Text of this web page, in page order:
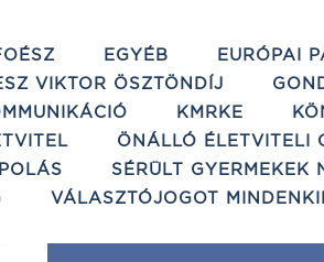
EGYÉB
EURÓPAI
VIKTOR ÖSZTÖNDÍJ
KMRKE
ÖNÁLLÓ ÉLETVITELI
SÉRÜLT GYERMEKEK
VÁLASZTÓJOGOT